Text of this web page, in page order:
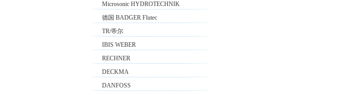
Microsonic HYDROTECHNIK
德国 BADGER Flutec
TR/帝尔
IBIS WEBER
RECHNER
DECKMA
DANFOSS